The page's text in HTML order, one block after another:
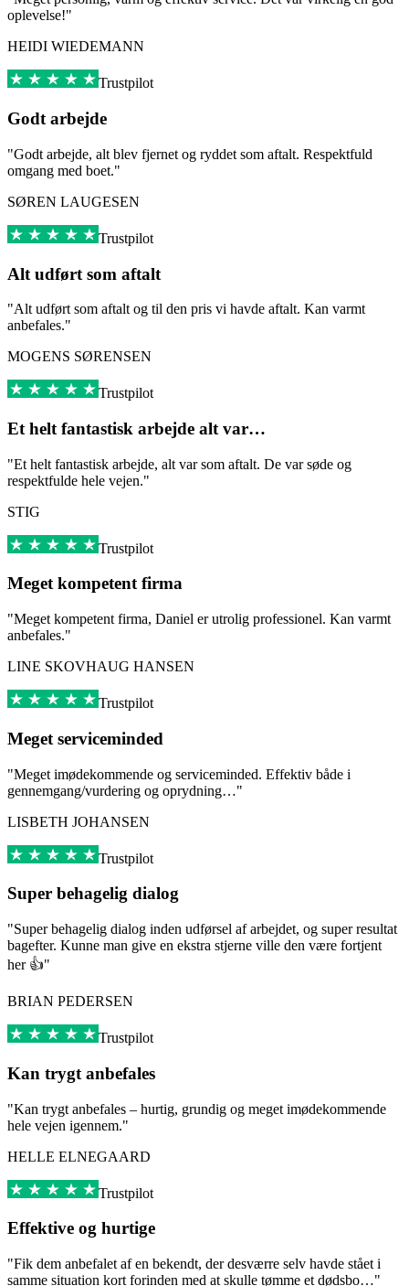
oplevelse!"
HEIDI WIEDEMANN
Trustpilot
Godt arbejde
"Godt arbejde, alt blev fjernet og ryddet som aftalt. Respektfuld
omgang med boet."
SØREN LAUGESEN
Trustpilot
Alt udført som aftalt
"Alt udført som aftalt og til den pris vi havde aftalt. Kan varmt
anbefales."
MOGENS SØRENSEN
Trustpilot
Et helt fantastisk arbejde alt var…
"Et helt fantastisk arbejde, alt var som aftalt. De var søde og
respektfulde hele vejen."
STIG
Trustpilot
Meget kompetent firma
"Meget kompetent firma, Daniel er utrolig professionel. Kan varmt
anbefales."
LINE SKOVHAUG HANSEN
Trustpilot
Meget serviceminded
"Meget imødekommende og serviceminded. Effektiv både i
gennemgang/vurdering og oprydning…"
LISBETH JOHANSEN
Trustpilot
Super behagelig dialog
"Super behagelig dialog inden udførsel af arbejdet, og super resultat
bagefter. Kunne man give en ekstra stjerne ville den være fortjent
her 👍"
BRIAN PEDERSEN
Trustpilot
Kan trygt anbefales
"Kan trygt anbefales – hurtig, grundig og meget imødekommende
hele vejen igennem."
HELLE ELNEGAARD
Trustpilot
Effektive og hurtige
"Fik dem anbefalet af en bekendt, der desværre selv havde stået i
samme situation kort forinden med at skulle tømme et dødsbo…"